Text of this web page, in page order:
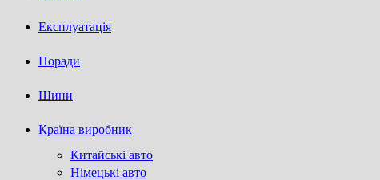
Експлуатація
Поради
Шини
Країна виробник
Китайські авто
Німецькі авто